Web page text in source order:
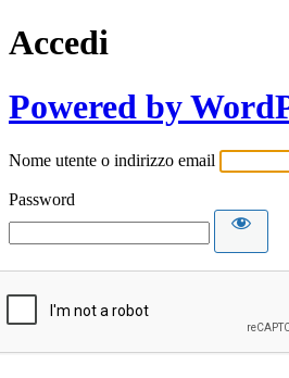
Accedi
Powered by
Nome utente o indirizzo email
Password